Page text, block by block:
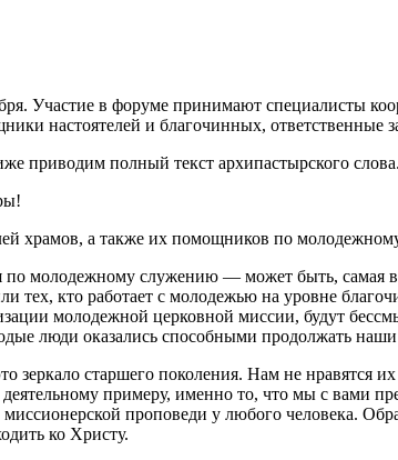
Участие в форуме принимают специалисты
настоятелей и благочинных, ответственные
приводим полный текст архипастырского слова.
храмов, а также их помощников по
молодежному служению — может быть, самая
тех, кто работает с молодежью на уровне
молодежной церковной миссии, будут
люди оказались способными продолжать
старшего поколения. Нам не нравятся
примеру, именно то, что мы с вами
проповеди у любого человека.
ко Христу.